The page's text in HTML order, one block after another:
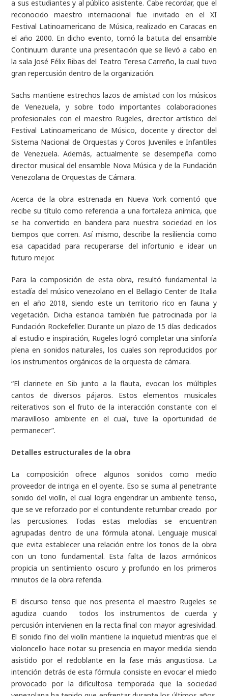
a sus estudiantes y al público asistente. Cabe recordar, que el
reconocido maestro internacional fue invitado en el XI
Festival Latinoamericano de Música, realizado en Caracas en
el año 2000. En dicho evento, tomó la batuta del ensamble
Continuum durante una presentación que se llevó a cabo en
la sala José Félix Ribas del Teatro Teresa Carreño, la cual tuvo
gran repercusión dentro de la organización.
Sachs mantiene estrechos lazos de amistad con los músicos
de Venezuela, y sobre todo importantes colaboraciones
profesionales con el maestro Rugeles, director artístico del
Festival Latinoamericano de Músico, docente y director del
Sistema Nacional de Orquestas y Coros Juveniles e Infantiles
de Venezuela. Además, actualmente se desempeña como
director musical del ensamble Nova Música y de la Fundación
Venezolana de Orquestas de Cámara.
Acerca de la obra estrenada en Nueva York comentó que
recibe su título como referencia a una fortaleza anímica, que
se ha convertido en bandera para nuestra sociedad en los
tiempos que corren. Así mismo, describe la resiliencia como
esa capacidad para recuperarse del infortunio e idear un
futuro mejor.
Para la composición de esta obra, resultó fundamental la
estadía del músico venezolano en el Bellagio Center de Italia
en el año 2018, siendo este un territorio rico en fauna y
vegetación. Dicha estancia también fue patrocinada por la
Fundación Rockefeller. Durante un plazo de 15 días dedicados
al estudio e inspiración, Rugeles logró completar una sinfonía
plena en sonidos naturales, los cuales son reproducidos por
los instrumentos orgánicos de la orquesta de cámara.
“El clarinete en Sib junto a la flauta, evocan los múltiples
cantos de diversos pájaros. Estos elementos musicales
reiterativos son el fruto de la interacción constante con el
maravilloso ambiente en el cual, tuve la oportunidad de
permanecer”.
Detalles estructurales de la obra
La composición ofrece algunos sonidos como medio
proveedor de intriga en el oyente. Eso se suma al penetrante
sonido del violín, el cual logra engendrar un ambiente tenso,
que se ve reforzado por el contundente retumbar creado por
las percusiones. Todas estas melodías se encuentran
agrupadas dentro de una fórmula atonal. Lenguaje musical
que evita establecer una relación entre los tonos de la obra
con un tono fundamental. Esta falta de lazos armónicos
propicia un sentimiento oscuro y profundo en los primeros
minutos de la obra referida.
El discurso tenso que nos presenta el maestro Rugeles se
agudiza cuando todos los instrumentos de cuerda y
percusión intervienen en la recta final con mayor agresividad.
El sonido fino del violín mantiene la inquietud mientras que el
violoncello hace notar su presencia en mayor medida siendo
asistido por el redoblante en la fase más angustiosa. La
intención detrás de esta fórmula consiste en evocar el miedo
provocado por la dificultosa temporada que la sociedad